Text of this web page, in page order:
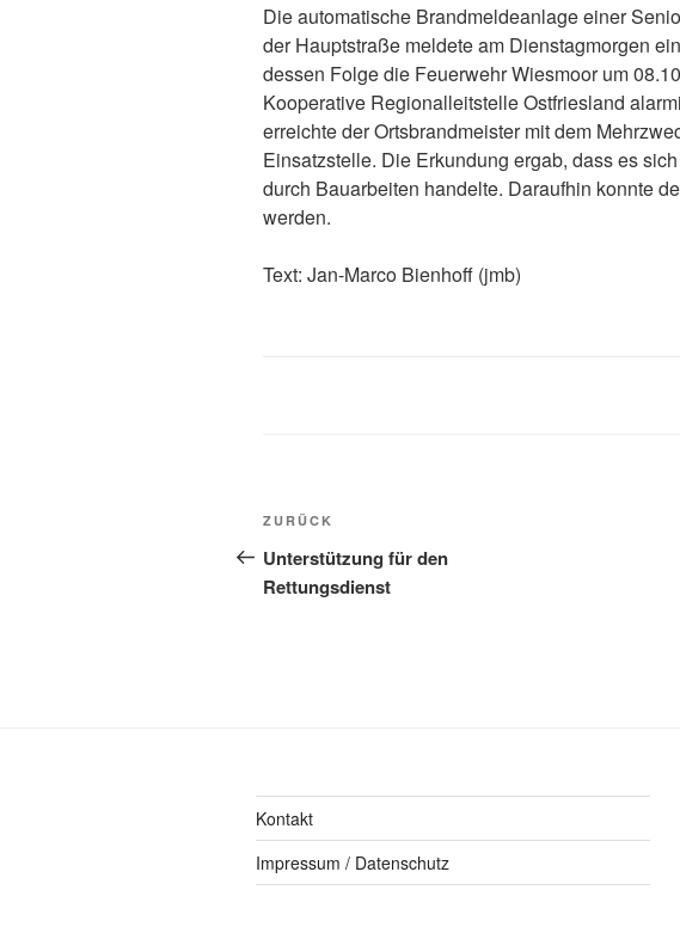
Die automatische Brandmeldeanlage einer
der Hauptstraße meldete am Dienstagmorgen
dessen Folge die Feuerwehr Wiesmoor um
Kooperative Regionalleitstelle Ostfriesland
erreichte der Ortsbrandmeister mit dem
Einsatzstelle. Die Erkundung ergab, dass es
durch Bauarbeiten handelte. Daraufhin konnte
werden.
Text: Jan-Marco
ZURÜCK
Unterstützung für den
Rettungsdienst
Kontakt
Impressum / Datenschutz